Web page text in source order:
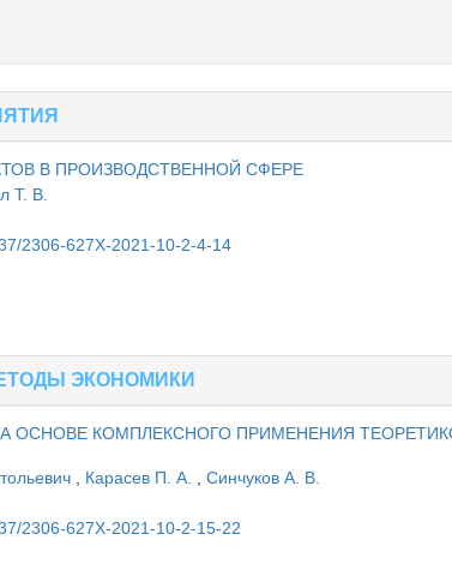
В ПРОИЗВОДСТВЕННОЙ СФЕРЕ
Т. В.
2306-627X-2021-10-2-4-14
ЭКОНОМИКИ
ОСНОВЕ КОМПЛЕКСНОГО ПРИМЕНЕНИЯ
Карасев П. А.
Синчуков А. В.
2306-627X-2021-10-2-15-22